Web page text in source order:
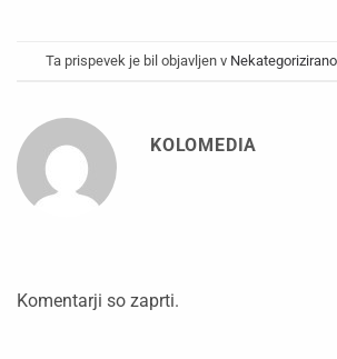
Ta prispevek je bil objavljen v Nekategorizirano
KOLOMEDIA
Komentarji so zaprti.